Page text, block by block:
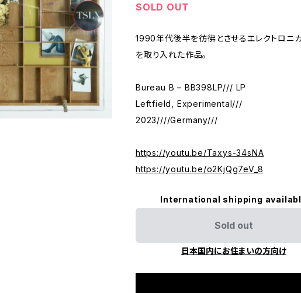
SOLD OUT
1990年代後半を彷彿とさせるエレクトロニ
を取り入れた作品。
Bureau B – BB398LP/// LP
Leftfield, Experimental///
2023////Germany///
https://youtu.be/Taxys-34sNA
https://youtu.be/o2KjQg7eV_8
International shipping
Sold out
日本国内にお住まいの方向け